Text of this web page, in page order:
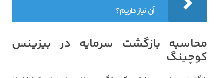
آن نیاز داریم؟
محاسبه بازگشت سرمایه در بیزینس
کوچینگ